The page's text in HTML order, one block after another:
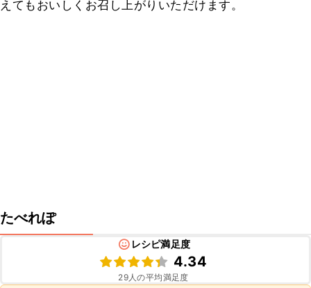
えてもおいしくお召し上がりいただけます。
たべれぽ
レシピ満足度
4.34
29人の平均満足度